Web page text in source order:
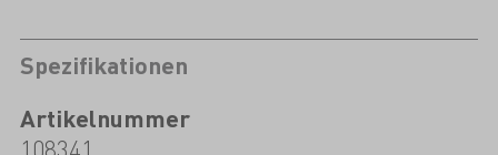
Spezifikationen
Artikelnummer